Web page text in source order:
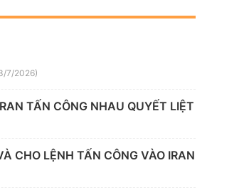
7/2026)
TẤN CÔNG NHAU QUYẾT LIỆT
CHO LỆNH TẤN CÔNG VÀO IRAN